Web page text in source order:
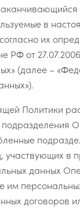
в
их
РФ от
(далее –
Политики
подразделения
участвующих в
данных
им
договоров